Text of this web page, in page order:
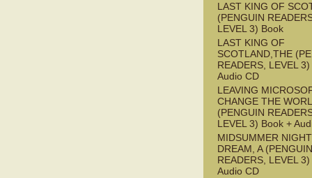
LAST KING OF
(PENGUIN
LEVEL 3) Book
LAST KING OF
SCOTLAND,THE
READERS, LEVEL
Audio CD
LEAVING
CHANGE THE
(PENGUIN
LEVEL 3) Book +
MIDSUMMER
DREAM, A (PENGUIN
READERS, LEVEL
Audio CD